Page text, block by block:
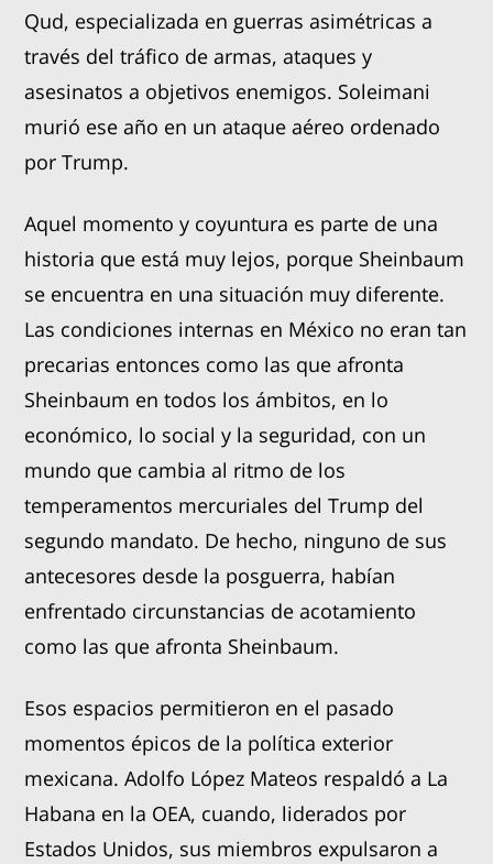
Qud, especializada en guerras asimétricas a
través del tráfico de armas, ataques y
asesinatos a objetivos enemigos. Soleimani
murió ese año en un ataque aéreo ordenado
por Trump.
Aquel momento y coyuntura es parte de una
historia que está muy lejos, porque Sheinbaum
se encuentra en una situación muy diferente.
Las condiciones internas en México no eran tan
precarias entonces como las que afronta
Sheinbaum en todos los ámbitos, en lo
económico, lo social y la seguridad, con un
mundo que cambia al ritmo de los
temperamentos mercuriales del Trump del
segundo mandato. De hecho, ninguno de sus
antecesores desde la posguerra, habían
enfrentado circunstancias de acotamiento
como las que afronta Sheinbaum.
Esos espacios permitieron en el pasado
momentos épicos de la política exterior
mexicana. Adolfo López Mateos respaldó a La
Habana en la OEA, cuando, liderados por
Estados Unidos, sus miembros expulsaron a